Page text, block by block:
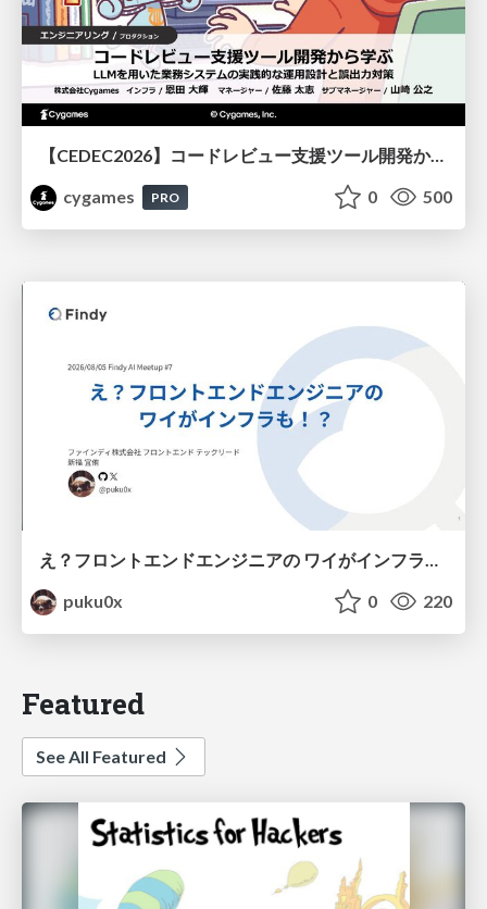
【CEDEC2026】コードレビュー支援ツール開発から学ぶ：LLMを用いた業務システムの実践的な運用設計と誤出力対策
cygames
PRO 0 500
え？フロントエンドエンジニアの ワイがインフラも！？
puku0x
0 220
Featured
See All Featured